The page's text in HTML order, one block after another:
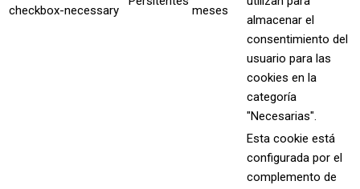
checkbox-necessary
meses
almacenar el
consentimiento del
usuario para las
cookies en la
categoría
"Necesarias".
Esta cookie está
configurada por el
complemento de